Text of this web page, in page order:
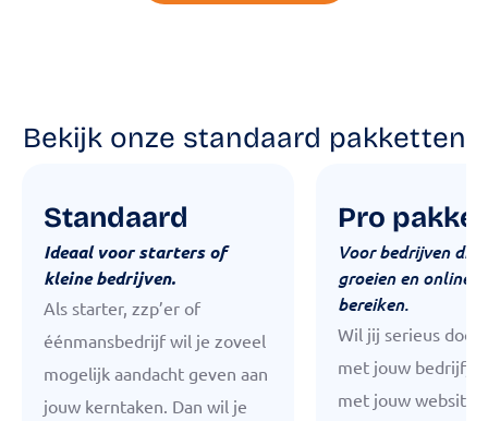
Bekijk onze standaard pakketten
Standaard
Ideaal voor starters of
kleine bedrijven.
Als starter, zzp’er of
éénmansbedrijf wil je zoveel
mogelijk aandacht geven aan
jouw kerntaken. Dan wil je
Pro pakket
Voor bedrijven die
groeien en online
bereiken.
Wil jij serieus
met jouw bedrijf,
met jouw